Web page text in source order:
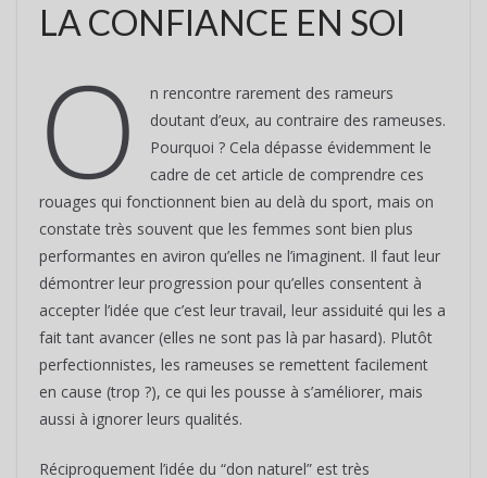
LA CONFIANCE EN SOI
O
n rencontre rarement des rameurs
doutant d’eux, au contraire des rameuses.
Pourquoi ? Cela dépasse évidemment le
cadre de cet article de comprendre ces
rouages qui fonctionnent bien au delà du sport, mais on
constate très souvent que les femmes sont bien plus
performantes en aviron qu’elles ne l’imaginent. Il faut leur
démontrer leur progression pour qu’elles consentent à
accepter l’idée que c’est leur travail, leur assiduité qui les a
fait tant avancer (elles ne sont pas là par hasard). Plutôt
perfectionnistes, les rameuses se remettent facilement
en cause (trop ?), ce qui les pousse à s’améliorer, mais
aussi à ignorer leurs qualités.
Réciproquement l’idée du “don naturel” est très